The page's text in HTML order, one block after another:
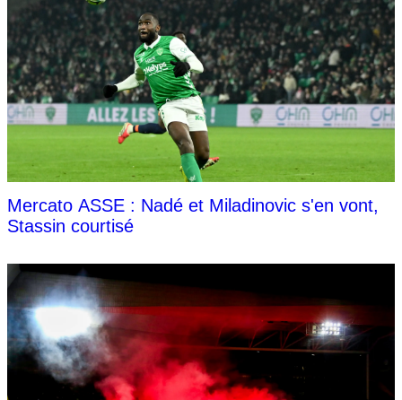
Mercato ASSE : Nadé et Miladinovic s'en vont,
Stassin courtisé